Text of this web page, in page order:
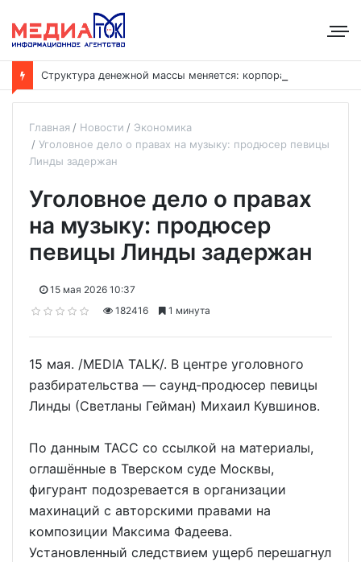
Главная Новости
Экономика
Уголовное дело о правах на музыку: продюсер певицы
Линды задержан
Уголовное дело о правах
на музыку: продюсер
певицы Линды задержан
15 мая 2026 10:37
182416
1 минута
15 мая. /MEDIA TALK/. В центре уголовного
разбирательства — саунд‑продюсер певицы
Линды (Светланы Гейман) Михаил Кувшинов.
По данным ТАСС со ссылкой на материалы,
оглашённые в Тверском суде Москвы,
фигурант подозревается в организации
махинаций с авторскими правами на
композиции Максима Фадеева.
Установленный следствием ущерб перешагнул